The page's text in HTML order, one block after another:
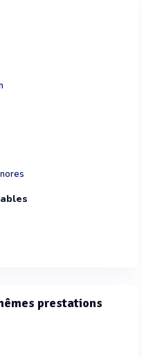
prestations